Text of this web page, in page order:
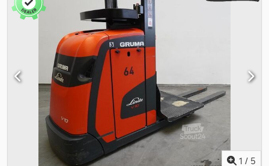
, العرض الكلي: , وقود: كهرباء
1 / 5